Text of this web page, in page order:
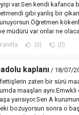
var.Sen kendi kafanca
gibi yanlış bir
müdürü var onlar ne
(0) (0)
kaplanı/ 18/07/
zaten bir sürü
maaşları
yansıyor.Sen A
bozuyorsun sonra o